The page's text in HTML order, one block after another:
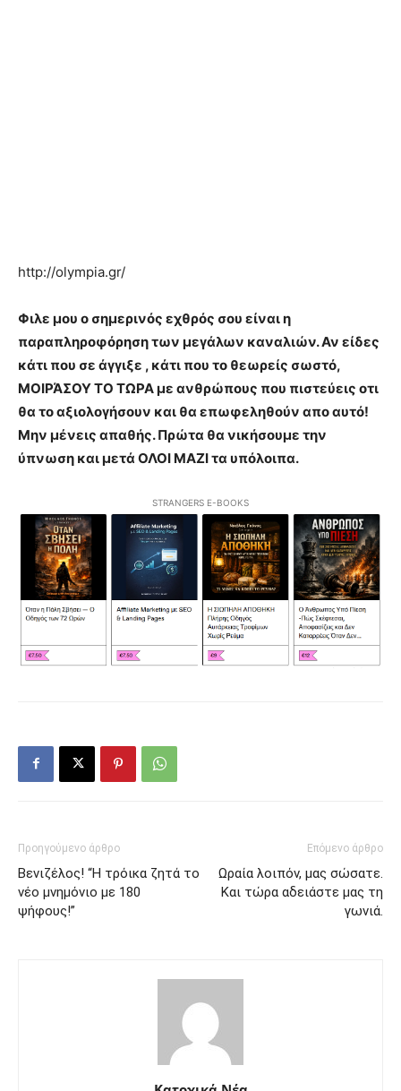
http://olympia.gr/
Φιλε μου ο σημερινός εχθρός σου είναι η
παραπληροφόρηση των μεγάλων καναλιών. Αν είδες
κάτι που σε άγγιξε , κάτι που το θεωρείς σωστό,
ΜΟΙΡΆΣΟΥ ΤΟ ΤΩΡΑ με ανθρώπους που πιστεύεις οτι
θα το αξιολογήσουν και θα επωφεληθούν απο αυτό!
Μην μένεις απαθής. Πρώτα θα νικήσουμε την
ύπνωση και μετά ΟΛΟΙ ΜΑΖΙ τα υπόλοιπα.
STRANGERS E-BOOKS
Προηγούμενο άρθρο
Βενιζέλος! “Η τρόικα ζητά το
νέο μνημόνιο με 180
ψήφους!”
Επόμενο άρθρο
Ωραία λοιπόν, μας σώσατε.
Και τώρα αδειάστε μας τη
γωνιά.